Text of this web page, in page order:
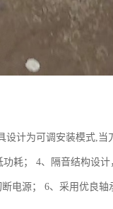
计为可调安装模式,
耗； 4、隔音结构设计
电源； 6、采用优良